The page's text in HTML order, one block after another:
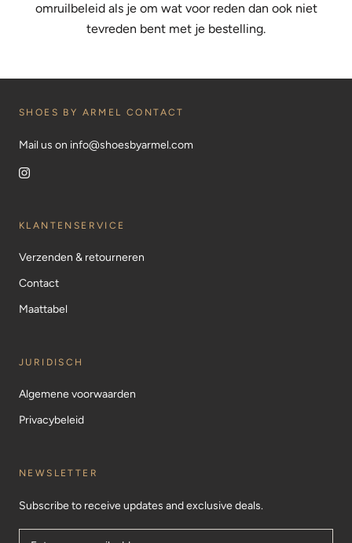
omruilbeleid als je om wat voor reden dan ook niet
tevreden bent met je bestelling.
SHOES BY ARMEL CONTACT
Mail us on info@shoesbyarmel.com
KLANTENSERVICE
Verzenden & retourneren
Contact
Maattabel
JURIDISCH
Algemene voorwaarden
Privacybeleid
NEWSLETTER
Subscribe to receive updates and exclusive deals.